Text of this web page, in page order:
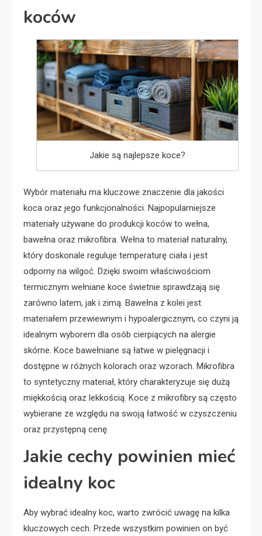
koców
Jakie są najlepsze koce?
Wybór materiału ma kluczowe znaczenie dla jakości
koca oraz jego funkcjonalności. Najpopularniejsze
materiały używane do produkcji koców to wełna,
bawełna oraz mikrofibra. Wełna to materiał naturalny,
który doskonale reguluje temperaturę ciała i jest
odporny na wilgoć. Dzięki swoim właściwościom
termicznym wełniane koce świetnie sprawdzają się
zarówno latem, jak i zimą. Bawełna z kolei jest
materiałem przewiewnym i hypoalergicznym, co czyni ją
idealnym wyborem dla osób cierpiących na alergie
skórne. Koce bawełniane są łatwe w pielęgnacji i
dostępne w różnych kolorach oraz wzorach. Mikrofibra
to syntetyczny materiał, który charakteryzuje się dużą
miękkością oraz lekkością. Koce z mikrofibry są często
wybierane ze względu na swoją łatwość w czyszczeniu
oraz przystępną cenę.
Jakie cechy powinien mieć
idealny koc
Aby wybrać idealny koc, warto zwrócić uwagę na kilka
kluczowych cech. Przede wszystkim powinien on być